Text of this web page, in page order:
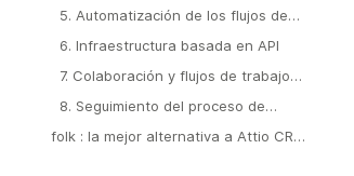
5. Automatización de los flujos de
6. Infraestructura basada en API
7. Colaboración y flujos de trabajo
8. Seguimiento del proceso de
folk : la mejor alternativa a Attio CRM